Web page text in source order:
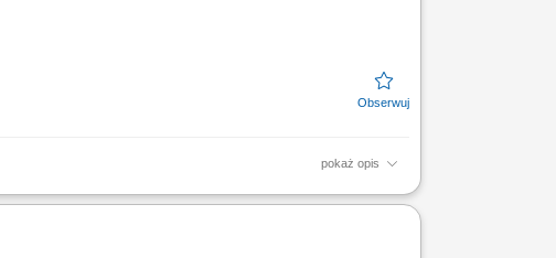
pokaż opis
postępów; Budowanie pozytywnej atmosfery w